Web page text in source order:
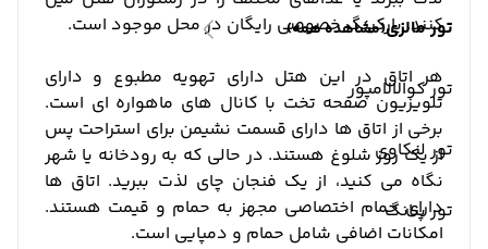
تور مالزی(مشاهده همه)
تور کوالالامپور
تور لنکاوی
تور پنانگ
کنند. پارکینگ خصوصی رایگان در محل موجود است.
هر اتاق در این هتل دارای تهویه مطبوع و دارای
تلویزیون صفحه تخت با کانال های ماهواره ای است.
برخی از اتاق ها دارای قسمت نشیمن برای استراحت پس
از یک روز شلوغ هستند. در حالی که به رودخانه یا شهر
نگاه می کنید، از یک فنجان چای لذت ببرید. اتاق ها
دارای حمام اختصاصی مجهز به حمام و قیمت هستند.
امکانات اضافی شامل حمام و دمپایی است.